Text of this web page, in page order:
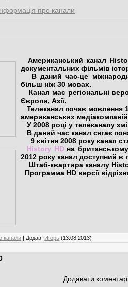
про канали
Американський канал
документальних фільмів
В даний час-це
більш ніж 30 мовах.
Канал має регіональні
Європи, Азії.
Телеканал почав мовлення
американських
У 2008 році у телеканалу
В даний час канал сягає
9 квітня 2008 року канал
History HDна
2012 року канал доступний
Штаб-квартира каналу
Программа HD версії
канали Додав: Игорь (13.08.2013)
Додавати